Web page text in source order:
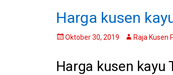
Harga kusen
Posted
Oktober 30, 2019 Author
Raja Kusen
Harga kusen kayu